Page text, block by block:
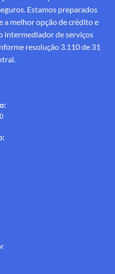
Estamos preparados
a melhor opção de crédito e
intermediador de serviços
resolução 3.110 de 31